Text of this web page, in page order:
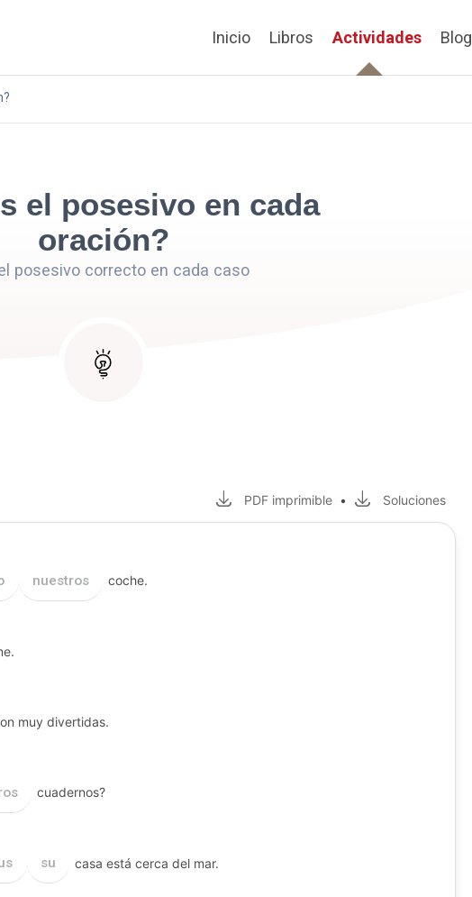
Inicio Libros Actividades Blog
el posesivo en cada
oración?
posesivo correcto en cada caso
PDF imprimible • Soluciones
nuestros coche.
muy divertidas.
cuadernos?
su casa está cerca del mar.